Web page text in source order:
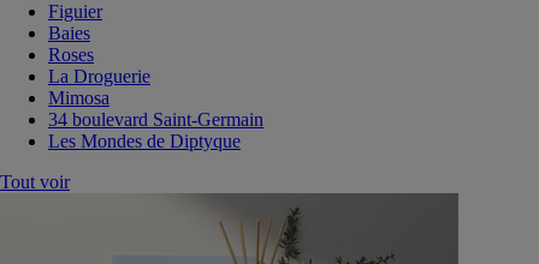
Figuier
Baies
Roses
La Droguerie
Mimosa
34 boulevard Saint-Germain
Les Mondes de Diptyque
Tout voir